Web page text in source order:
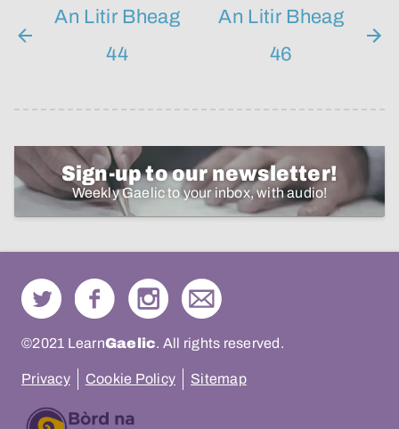
An Litir Bheag
44
An Litir Bheag
46
Sign-up to our newsletter!
Weekly Gaelic to your inbox, with audio!
©2021 LearnGaelic. All rights reserved.
Privacy Cookie Policy Sitemap